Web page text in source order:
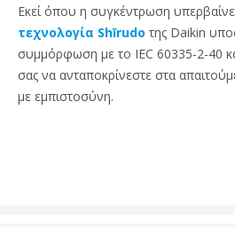
Εκεί όπου η συγκέντρωση
τεχνολογία Shīrudo της Daikin
συμμόρφωση με το IEC 60335-2-40
σας να ανταποκρίνεστε στα
με εμπιστοσύνη.